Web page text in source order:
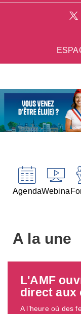
Agenda
A la une
L'AMF
direct aux
A l’heure où des